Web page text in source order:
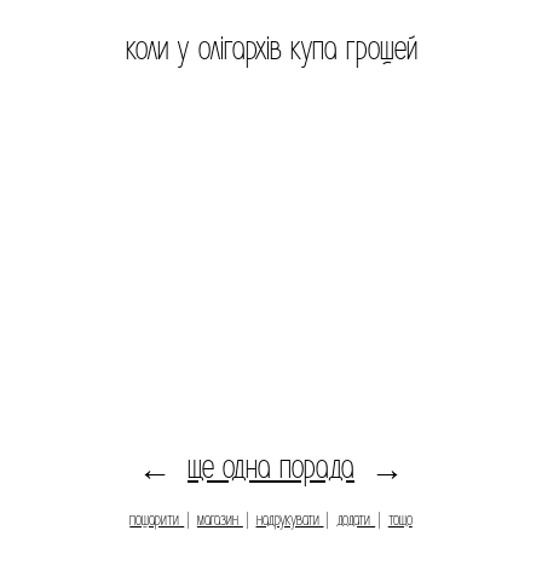
коли у олігархів купа грошей
← ще одна порада →
пошарити магазин надрукувати додати тощо